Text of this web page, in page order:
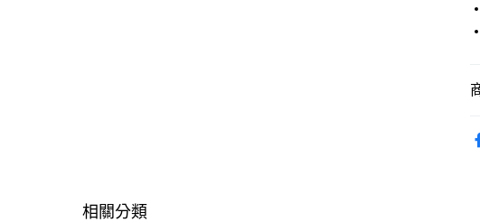
相關分類